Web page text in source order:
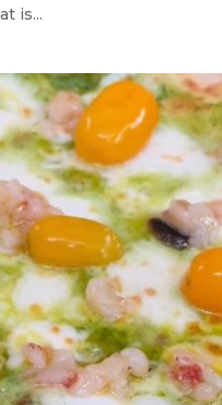
is...